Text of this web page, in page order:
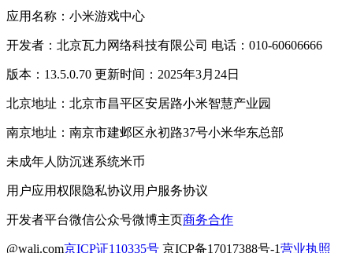
应用名称：小米游戏中心
开发者：北京瓦力网络科技有限公司 电话：010-60606666
版本：13.5.0.70 更新时间：2025年3月24日
北京地址：北京市昌平区安居路小米智慧产业园
南京地址：南京市建邺区永初路37号小米华东总部
未成年人防沉迷系统米币
用户应用权限隐私协议用户服务协议
开发者平台微信公众号微博主页商务合作
@wali.com京ICP证110335号 京ICP备17017388号-1营业执照